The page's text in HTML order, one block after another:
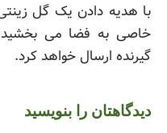
با هدیه دادن یک گل
خاصی به فضا می
گیرنده ارسال خواهد کرد.
دیدگاهتان را بنویسید